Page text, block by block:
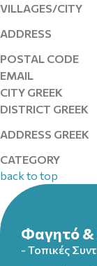
VILLAGES/CITY
ADDRESS
POSTAL CODE
EMAIL
CITY GREEK
DISTRICT GREEK
ADDRESS GREEK
CATEGORY
back to top
Φαγητό
- Τοπικές